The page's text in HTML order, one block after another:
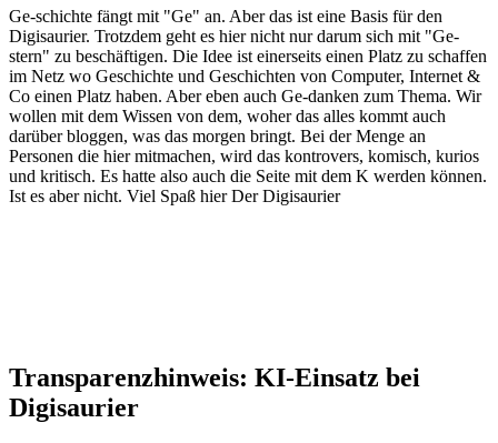
Ge-schichte fängt mit "Ge" an. Aber das ist eine Basis für den
Digisaurier. Trotzdem geht es hier nicht nur darum sich mit "Ge-
stern" zu beschäftigen. Die Idee ist einerseits einen Platz zu schaffen
im Netz wo Geschichte und Geschichten von Computer, Internet &
Co einen Platz haben. Aber eben auch Ge-danken zum Thema. Wir
wollen mit dem Wissen von dem, woher das alles kommt auch
darüber bloggen, was das morgen bringt. Bei der Menge an
Personen die hier mitmachen, wird das kontrovers, komisch, kurios
und kritisch. Es hatte also auch die Seite mit dem K werden können.
Ist es aber nicht. Viel Spaß hier Der Digisaurier
Transparenzhinweis: KI-Einsatz bei
Digisaurier